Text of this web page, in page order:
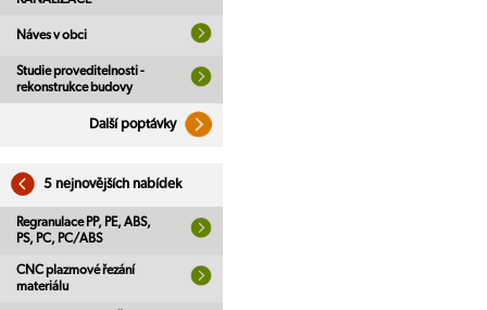
Náves v obci
Studie proveditelnosti -
rekonstrukce budovy
Další poptávky
5 nejnovějších nabídek
Regranulace PP, PE, ABS,
PS, PC, PC/ABS
CNC plazmové řezání
materiálu